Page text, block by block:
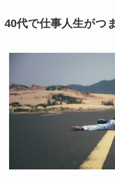
40代で仕事人生がつ